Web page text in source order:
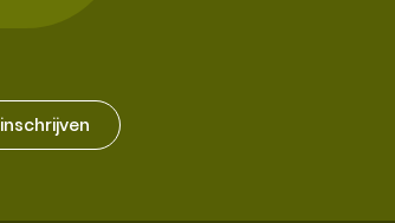
inschrijven